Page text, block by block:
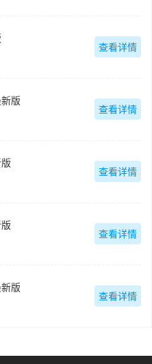
查看详情
版
查看详情
查看详情
查看详情
版
查看详情